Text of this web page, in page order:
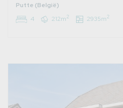
Putte (België)
4
212m2 2935m2